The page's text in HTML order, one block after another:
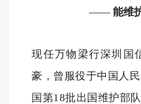
—— 能维
现任万物梁行深圳国
豪， 曾服役于中国人
国第18批出国维护部